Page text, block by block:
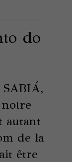
do
SABIÁ,
autant
de la
être